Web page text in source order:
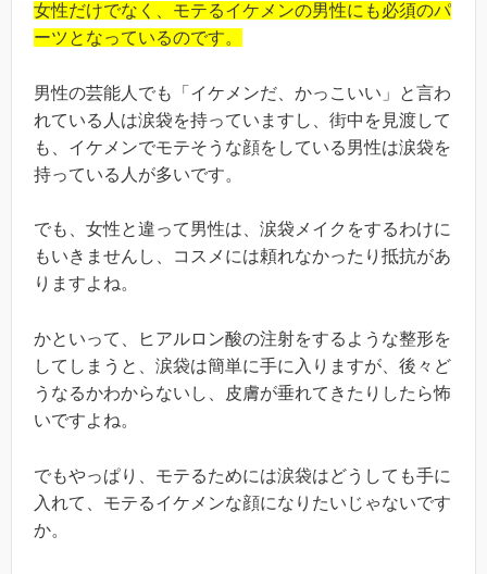
女性だけでなく、モテるイケメンの男性にも必須のパ
ーツとなっているのです。
男性の芸能人でも「イケメンだ、かっこいい」と言わ
れている人は涙袋を持っていますし、街中を見渡して
も、イケメンでモテそうな顔をしている男性は涙袋を
持っている人が多いです。
でも、女性と違って男性は、涙袋メイクをするわけに
もいきませんし、コスメには頼れなかったり抵抗があ
りますよね。
かといって、ヒアルロン酸の注射をするような整形を
してしまうと、涙袋は簡単に手に入りますが、後々ど
うなるかわからないし、皮膚が垂れてきたりしたら怖
いですよね。
でもやっぱり、モテるためには涙袋はどうしても手に
入れて、モテるイケメンな顔になりたいじゃないです
か。